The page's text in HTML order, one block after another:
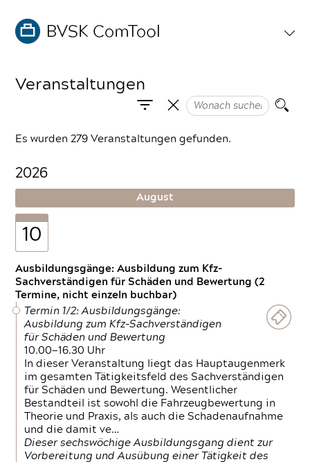
Veranstaltungen
Es wurden 279 Veranstaltungen gefunden.
2026
August
10
Ausbildungsgänge: Ausbildung zum Kfz-
Sachverständigen für Schäden und Bewertung (2
Termine, nicht einzeln buchbar)
Termin 1/2: Ausbildungsgänge:
Ausbildung zum Kfz-Sachverständigen
für Schäden und Bewertung
10.00—16.30 Uhr
In dieser Veranstaltung liegt das Hauptaugenmerk
im gesamten Tätigkeitsfeld des Sachverständigen
für Schäden und Bewertung. Wesentlicher
Bestandteil ist sowohl die Fahrzeugbewertung in
Theorie und Praxis, als auch die Schadenaufnahme
und die damit ve…
Dieser sechswöchige Ausbildungsgang dient zur
Vorbereitung und Ausübung einer Tätigkeit des